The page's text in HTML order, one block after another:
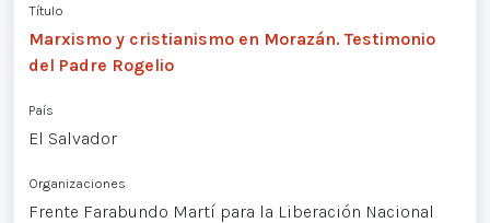
Título
Marxismo y cristianismo en Morazán. Testimonio
del Padre Rogelio
País
El Salvador
Organizaciones
Frente Farabundo Martí para la Liberación Nacional